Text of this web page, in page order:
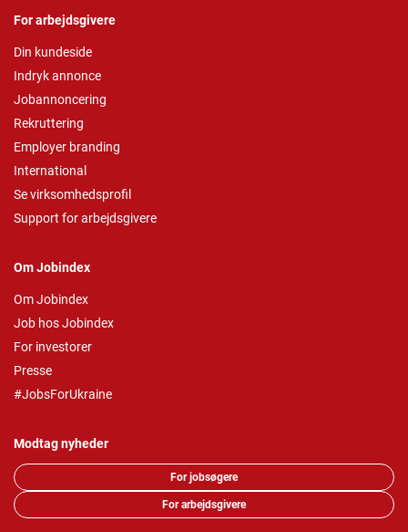
For arbejdsgivere
Din kundeside
Indryk annonce
Jobannoncering
Rekruttering
Employer branding
International
Se virksomhedsprofil
Support for arbejdsgivere
Om Jobindex
Om Jobindex
Job hos Jobindex
For investorer
Presse
#JobsForUkraine
Modtag nyheder
For jobsøgere
For arbejdsgivere